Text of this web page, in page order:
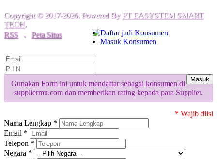
Copyright © 2017-2026. Powered By PT EASYSTEM SMART
TECH.
RSS
. Peta Situs
Daftar jadi Konsumen
Masuk Konsumen
Masuk
Gunakan Form ini untuk mendaftar sebagai konsumen di
suppliermu.com dan memberikan rating kepada para Supplier.
* Wajib diisi
Nama Lengkap *
Email *
Telepon *
Negara *